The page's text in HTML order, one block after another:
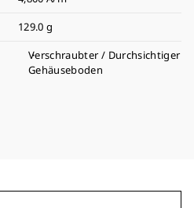
129.0 g
Verschraubter / Durchsichtiger
Gehäuseboden